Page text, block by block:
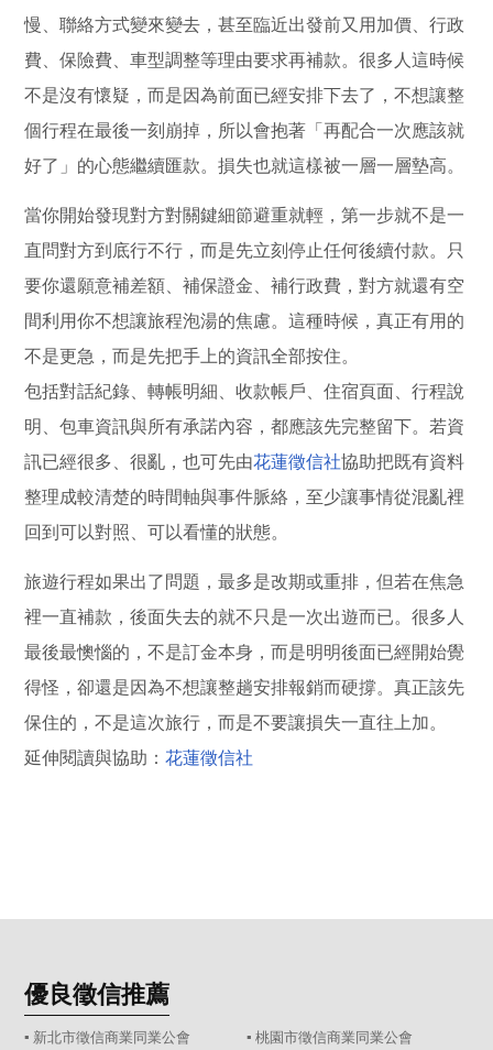
慢、聯絡方式變來變去，甚至臨近出發前又用加價、行政
費、保險費、車型調整等理由要求再補款。很多人這時候
不是沒有懷疑，而是因為前面已經安排下去了，不想讓整
個行程在最後一刻崩掉，所以會抱著「再配合一次應該就
好了」的心態繼續匯款。損失也就這樣被一層一層墊高。
當你開始發現對方對關鍵細節避重就輕，第一步就不是一
直問對方到底行不行，而是先立刻停止任何後續付款。只
要你還願意補差額、補保證金、補行政費，對方就還有空
間利用你不想讓旅程泡湯的焦慮。這種時候，真正有用的
不是更急，而是先把手上的資訊全部按住。
包括對話紀錄、轉帳明細、收款帳戶、住宿頁面、行程說
明、包車資訊與所有承諾內容，都應該先完整留下。若資
訊已經很多、很亂，也可先由花蓮徵信社協助把既有資料
整理成較清楚的時間軸與事件脈絡，至少讓事情從混亂裡
回到可以對照、可以看懂的狀態。
旅遊行程如果出了問題，最多是改期或重排，但若在焦急
裡一直補款，後面失去的就不只是一次出遊而已。很多人
最後最懊惱的，不是訂金本身，而是明明後面已經開始覺
得怪，卻還是因為不想讓整趟安排報銷而硬撐。真正該先
保住的，不是這次旅行，而是不要讓損失一直往上加。
延伸閱讀與協助：花蓮徵信社
優良徵信推薦
▪ 新北市徵信商業同業公會 ▪ 桃園市徵信商業同業公會